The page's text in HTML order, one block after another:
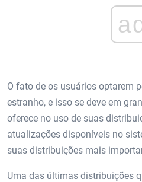
ad
O fato de os usuários optarem
estranho, e isso se deve em
oferece no uso de suas
atualizações disponíveis no
suas distribuições mais
Uma das últimas distribuições